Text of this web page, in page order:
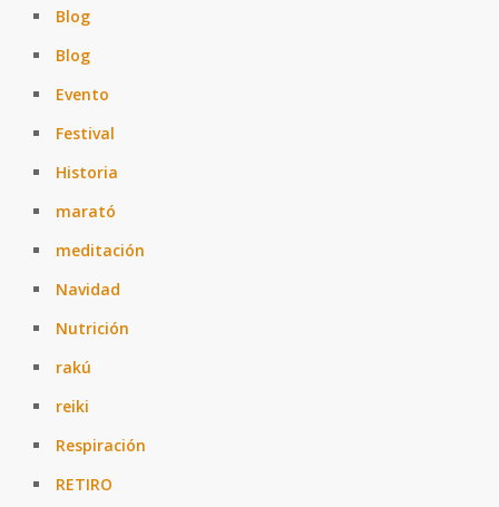
Blog
Blog
Evento
Festival
Historia
marató
meditación
Navidad
Nutrición
rakú
reiki
Respiración
RETIRO